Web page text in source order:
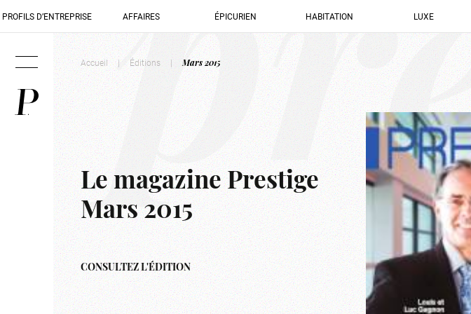
PROFILS D’ENTREPRISE AFFAIRES ÉPICURIEN HABITATION LUXE
Accueil | Éditions | Mars 2015
Le magazine Prestige
Mars 2015
CONSULTEZ L'ÉDITION